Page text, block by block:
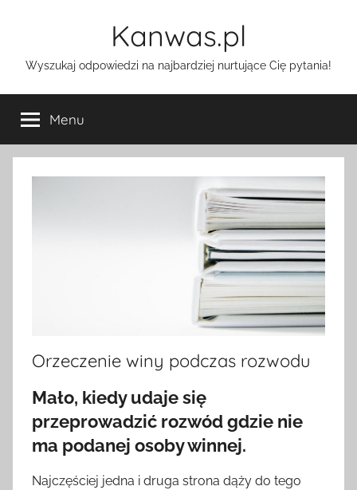
Kanwas.pl
Wyszukaj odpowiedzi na najbardziej nurtujące Cię pytania!
Menu
Orzeczenie winy podczas rozwodu
Mało, kiedy udaje się
przeprowadzić rozwód gdzie nie
ma podanej osoby winnej.
Najczęściej jedna i druga strona dąży do tego